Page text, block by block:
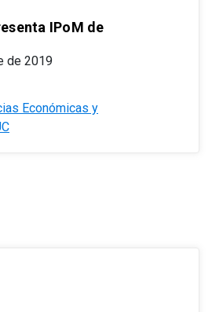
IPoM de
de 2019
Económicas y